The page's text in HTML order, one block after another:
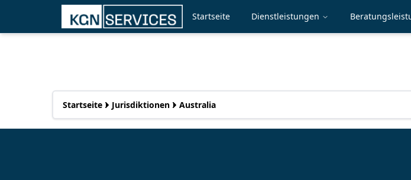
Startseite Dienstleistungen
Startseite Jurisdiktionen Australia